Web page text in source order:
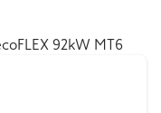
92kW MT6